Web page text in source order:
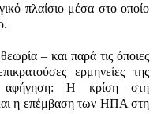
πλαίσιο μέσα στο οποίο
– και παρά τις όποιες
ερμηνείες της
Η κρίση στη
η επέμβαση των ΗΠΑ στη